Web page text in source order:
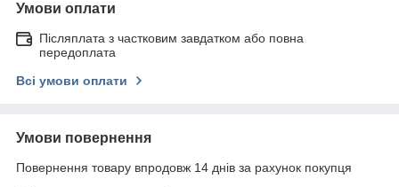
Умови оплати
Післяплата з частковим завдатком або повна
передоплата
Всі умови оплати
Умови повернення
Повернення товару впродовж 14 днів за рахунок покупця